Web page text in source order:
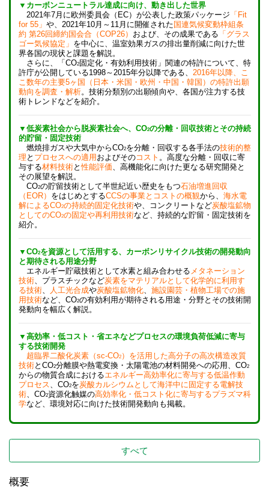
▼カーボンニュートラル達成に向け、動き出した世界
2021年7月に欧州委員会（EC）が公表した政策パッケージ 「Fit
for 55」 や、2021年10月～11月に開催された 国連気候変動枠組条
約 第26回締約国会合（COP26）
および、その成果である 「グラス
ゴー気候協定」 を中心に、温室効果ガスの排出量削減に向けた世
界各国の現状と課題を解説。
さらに、「CO2固定化・有効利用技術」関連の特許について、特
許庁が公開している1998～2015年分以降である、
2016年以降、こ
こ数年の主要5ヶ国（日本・米国・欧州・中国・韓国）の特許出願
動向を調査・解析。技術分類別の出願傾向や、各国が注力する技
術トレンドなどを紹介。
▼低炭素社会から脱炭素社会へ、CO2の分離・回収技術とその持続
的貯留・固定技術
燃焼排ガスや大気中からCO2を分離・回収する各手法の技術的整
理 と プロセスへの適用 およびそのコスト 。高度な分離・回収に寄
与する材料技術と性能評価 、高機能化に向けた更なる研究開発と
その展望を解説。
CO2の貯留技術として半世紀近い歴史をもつ石油増進回収
（EOR）
をはじめとするCCSの事業とコストの概観から、 海水電
解によるCO2の持続的固定化技術や、コンクリートなど炭酸塩鉱物
としてのCO2の固定や再利用技術など、持続的な貯留・固定技術を
紹介。
▼CO2を資源として活用する、カーボンリサイクル技術の開発動向
と期待される用途分野
エネルギー貯蔵技術として水素と組み合わせる メタネーション
技術、プラスチックなど炭素をマテリアルとして化学的に利用す
る技術、 人工光合成や炭酸塩鉱物化、 施設園芸・植物工場での施
用技術など、CO2の有効利用が期待される用途・分野とその技術開
発動向を幅広く解説。
▼高効率・低コスト・省エネなどプロセスの環境負荷低減に寄与
する技術開発
超臨界二酸化炭素（sc-CO2）を活用した高分子の高次構造改質
技術とCO2分離膜や熱電変換・太陽電池の材料開発への応用、CO2
からの物質合成におけるエネルギー高効率化に寄与する低温作動
プロセス
、CO2を炭酸カルシウムとして海洋中に固定する電解技
術、CO2資源化触媒の高効率化・低コスト化に寄与するプラズマ科
学など、環境対応に向けた技術開発動向も掲載。
すべて
概要